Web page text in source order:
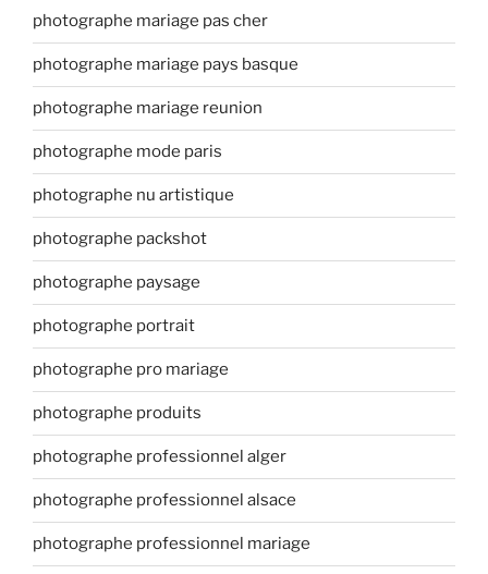
photographe mariage pas cher
photographe mariage pays basque
photographe mariage reunion
photographe mode paris
photographe nu artistique
photographe packshot
photographe paysage
photographe portrait
photographe pro mariage
photographe produits
photographe professionnel alger
photographe professionnel alsace
photographe professionnel mariage